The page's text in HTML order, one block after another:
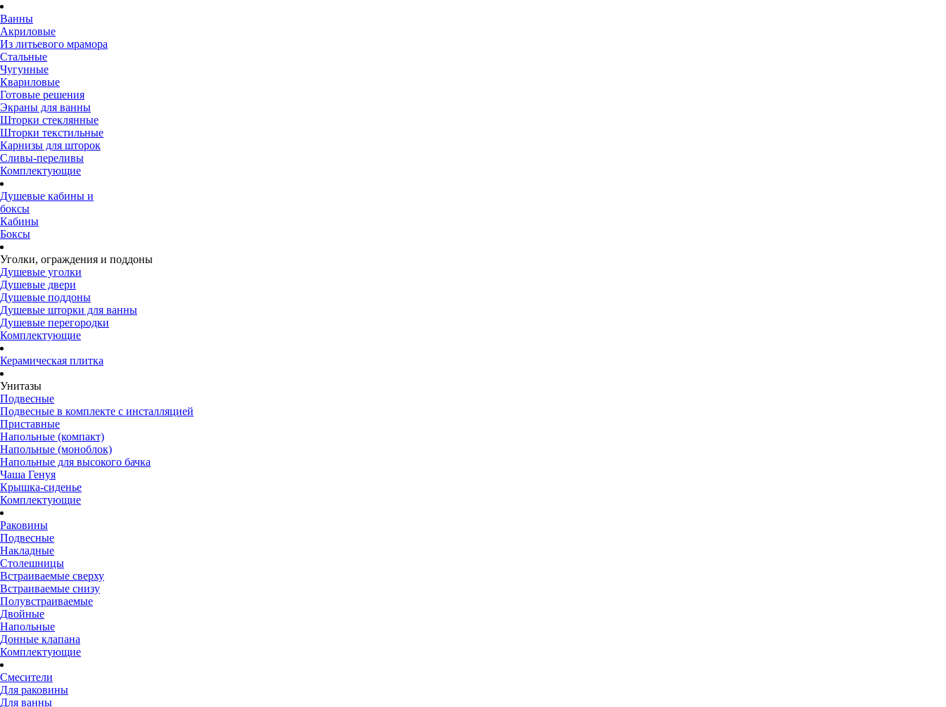
Ванны
Акриловые
Из литьевого мрамора
Стальные
Чугунные
Квариловые
Готовые решения
Экраны для ванны
Шторки стеклянные
Шторки текстильные
Карнизы для шторок
Сливы-переливы
Комплектующие
Душевые кабины и
боксы
Кабины
Боксы
Уголки, ограждения и поддоны
Душевые уголки
Душевые двери
Душевые поддоны
Душевые шторки для ванны
Душевые перегородки
Комплектующие
Керамическая плитка
Унитазы
Подвесные
Подвесные в комплекте с инсталляцией
Приставные
Напольные (компакт)
Напольные (моноблок)
Напольные для высокого бачка
Чаша Генуя
Крышка-сиденье
Комплектующие
Раковины
Подвесные
Накладные
Столешницы
Встраиваемые сверху
Встраиваемые снизу
Полувстраиваемые
Двойные
Напольные
Донные клапана
Комплектующие
Смесители
Для раковины
Для ванны